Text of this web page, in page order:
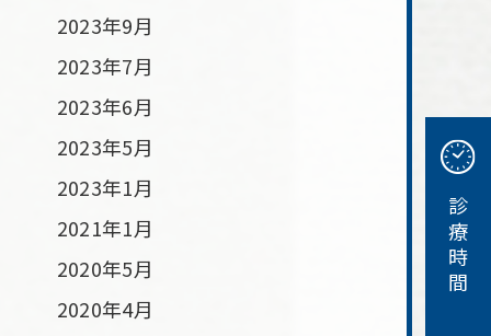
診療時間
2023年9月
2023年7月
2023年6月
2023年5月
2023年1月
2021年1月
2020年5月
2020年4月